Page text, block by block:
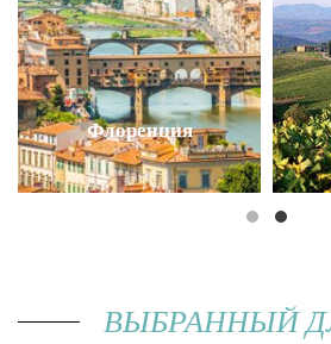
Флоренция
ВЫБРАННЫЙ